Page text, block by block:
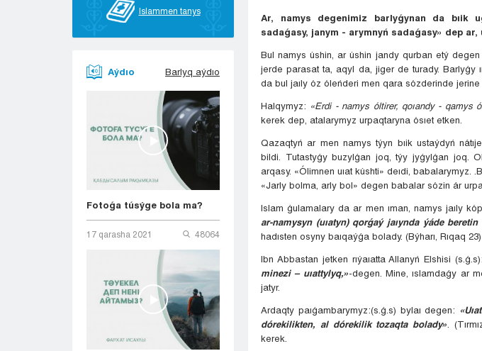
Islammen tanys
Aýdıo Barlyq aýdıo
Fotoǵa túsýge bola ma?
17 qarasha 2021 48064
Ar, namys degenimiz barlyǵynan da bıik
sadaǵasy, janym - arymnyń sadaǵasy» dep ar,
Bul namys úshin, ar úshin jandy qurban etý degen
jerde parasat ta, aqyl da, jiger de turady. Barlyǵy
da bul jaıly óz óleńderi men qara sózderinde jerine
Halqymyz: «Erdi - namys óltirer, qoıandy - qamys
kerek dep, atalarymyz urpaqtaryna ósıet etken.
Qazaqtyń ar men namys týyn bıik ustaýdyń
bildi. Tutastyǵy buzylǵan joq, týy jyǵylǵan joq.
arqasy. «Ólimnen uıat kúshti» deıdi, babalarymyz.
«Jarly bolma, arly bol» degen babalar sózin ár
Islam ǵulamalary da ar men ıman, namys jaıly
ar-namysyn (uıatyn) qorǵaý jaıynda ýáde
hadısten osyny baıqaýǵa bolady. (Býharı, Rıqaq 23)
Ibn Abbastan jetken rıýaıatta Allanyń Elshisi (s.ǵ.s):
minezi – uıattylyq,»-degen. Mine, ıslamdaǵy ar
jatyr.
Ardaqty paıǵambarymyz:(s.ǵ.s) bylaı degen:
dórekilikten, al dórekilik tozaqta bolady» .
kerek.